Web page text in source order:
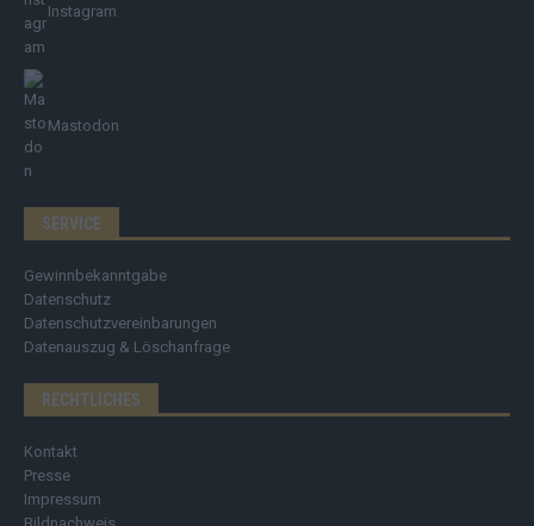
Instagram
Mastodon
SERVICE
Gewinnbekanntgabe
Datenschutz
Datenschutzvereinbarungen
Datenauszug & Löschanfrage
RECHTLICHES
Kontakt
Presse
Impressum